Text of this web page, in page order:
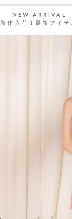
NEW ARRIVAL
新作入荷！最新アイテ